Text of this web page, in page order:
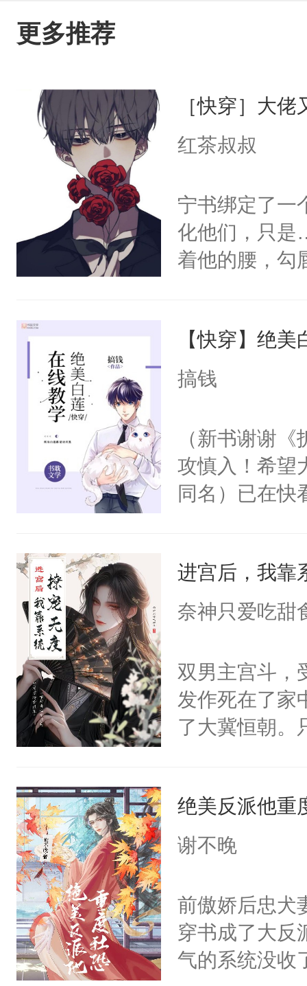
更多推荐
［快穿］大
红茶叔叔
宁书绑定了一
化他们，只是
着他的腰，勾
来，给老公
用力——为你
【快穿】绝
搞钱
（新书谢谢
攻慎入！希望
同名）已在快
成为所有白莲
I，他们决定
莲花可不止有
点脑袋，看着
常见问题一：
教科书版：“
母的微笑：“
留看着面前
人，突然醒悟
卫天还没亮，
腰：“陛下，
不好了！”“那
进宫后，我靠
奈神只爱吃甜
双男主宫斗，
发作死在了家
了大冀恒朝。
惜被人暗害，
绝。主神知晓
朝，一个从未
为三种性别。
构与男子相同
了一颗红色
绝美反派他重
谢不晚
前傲娇后忠犬
穿书成了大反
气的系统没收